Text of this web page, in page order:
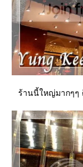
ร้านนี้ใหญ่มากๆๆ